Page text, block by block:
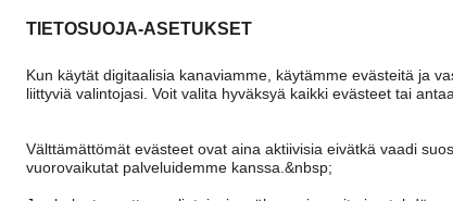
Finland Vaihda maata